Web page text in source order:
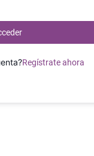
Regístrate ahora